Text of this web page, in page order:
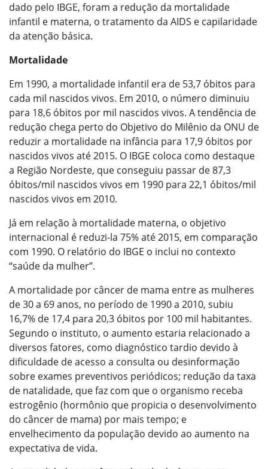
dado pelo IBGE, foram a redução da mortalidade
infantil e materna, o tratamento da AIDS e capilaridade
da atenção básica.
Mortalidade
Em 1990, a mortalidade infantil era de 53,7 óbitos para
cada mil nascidos vivos. Em 2010, o número diminuiu
para 18,6 óbitos por mil nascidos vivos. A tendência de
redução chega perto do Objetivo do Milênio da ONU de
reduzir a mortalidade na infância para 17,9 óbitos por
nascidos vivos até 2015. O IBGE coloca como destaque
a Região Nordeste, que conseguiu passar de 87,3
óbitos/mil nascidos vivos em 1990 para 22,1 óbitos/mil
nascidos vivos em 2010.
Já em relação à mortalidade materna, o objetivo
internacional é reduzi-la 75% até 2015, em comparação
com 1990. O relatório do IBGE o inclui no contexto
“saúde da mulher”.
A mortalidade por câncer de mama entre as mulheres
de 30 a 69 anos, no período de 1990 a 2010, subiu
16,7% de 17,4 para 20,3 óbitos por 100 mil habitantes.
Segundo o instituto, o aumento estaria relacionado a
diversos fatores, como diagnóstico tardio devido à
dificuldade de acesso a consulta ou desinformação
sobre exames preventivos periódicos; redução da taxa
de natalidade, que faz com que o organismo receba
estrogênio (hormônio que propicia o desenvolvimento
do câncer de mama) por mais tempo; e
envelhecimento da população devido ao aumento na
expectativa de vida.